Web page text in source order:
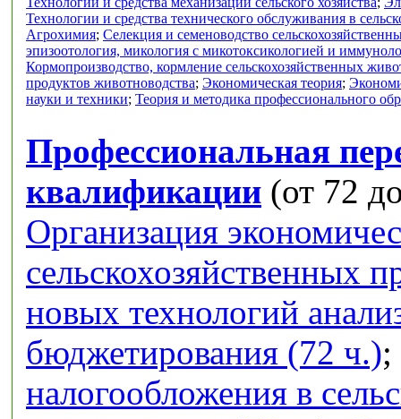
Технологии и средства технического обслуживания в
Агрохимия; Селекция и семеноводство
эпизоотология, микология с микотоксикологией и
Кормопроизводство, кормление сельскохозяйственных
продуктов животноводства; Экономическая теория;
науки и техники; Теория и методика профессионального
Профессиональная
квалификации (от 72
Организация
сельскохозяйственных
новых технологий
бюджетирования (72 ч.);
налогообложения в